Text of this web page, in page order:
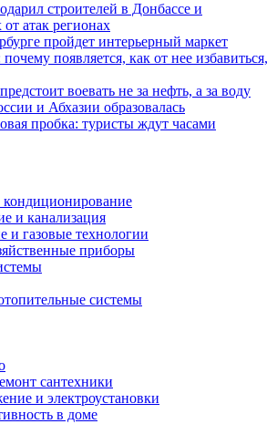
строителей в Донбассе и
атак регионах
пройдет интерьерный маркет
появляется, как от нее избавиться,
воевать не за нефть, а за воду
и Абхазии образовалась
пробка: туристы ждут часами
и канализация
и газовые технологии
приборы
системы
сантехники
и электроустановки
в доме